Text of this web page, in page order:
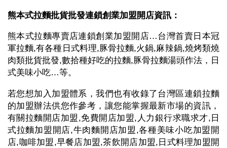
熊本式拉麵批貨批發連鎖創業加盟開店資訊：
熊本式拉麵專賣店連鎖創業加盟開店…台灣首賣日本冠
軍拉麵,有各種日式料理,豚骨拉麵,火鍋,麻辣鍋,燒烤類燒
肉類批貨批發,數拾種好吃的拉麵,豚骨拉麵湯頭作法，日
式美味小吃…等。
若您想加入加盟體系，我們也有收錄了台灣區連鎖拉麵
的加盟辦法供您作參考，讓您能掌握最新市場的資訊，
有關拉麵開店加盟,免費開店加盟,人力銀行求職求才,日
式拉麵加盟開店,牛肉麵開店加盟,各種美味小吃加盟開
店,咖啡加盟,早餐店加盟,茶飲開店加盟,日式料理加盟開